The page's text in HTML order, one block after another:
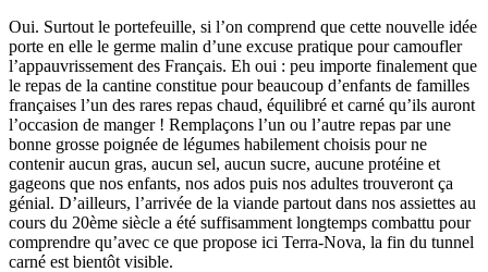
Oui. Surtout le portefeuille, si l’on comprend que cette nouvelle idée
porte en elle le germe malin d’une excuse pratique pour camoufler
l’appauvrissement des Français. Eh oui : peu importe finalement que
le repas de la cantine constitue pour beaucoup d’enfants de familles
françaises l’un des rares repas chaud, équilibré et carné qu’ils auront
l’occasion de manger ! Remplaçons l’un ou l’autre repas par une
bonne grosse poignée de légumes habilement choisis pour ne
contenir aucun gras, aucun sel, aucun sucre, aucune protéine et
gageons que nos enfants, nos ados puis nos adultes trouveront ça
génial. D’ailleurs, l’arrivée de la viande partout dans nos assiettes au
cours du 20ème siècle a été suffisamment longtemps combattu pour
comprendre qu’avec ce que propose ici Terra-Nova, la fin du tunnel
carné est bientôt visible.